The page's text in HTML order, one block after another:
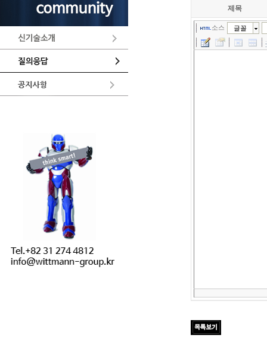
제목
소스 글꼴